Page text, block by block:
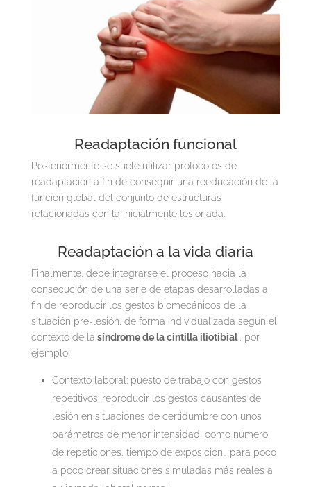
Readaptación funcional
Posteriormente se suele utilizar protocolos de
readaptación a fin de conseguir una reeducación de la
función global del conjunto de estructuras
relacionadas con la inicialmente lesionada.
Readaptación a la vida diaria
Finalmente, debe integrarse el proceso hacia la
consecución de una serie de etapas desarrolladas a
fin de reproducir los gestos biomecánicos de la
situación pre-lesión, de forma individualizada según el
contexto de la síndrome de la cintilla iliotibial
, por
ejemplo:
Contexto laboral: puesto de trabajo con gestos
repetitivos: reproducir los gestos causantes de
lesión en situaciones de certidumbre con unos
parámetros de menor intensidad, como número
de repeticiones, tiempo de exposición… para poco
a poco crear situaciones simuladas más reales a